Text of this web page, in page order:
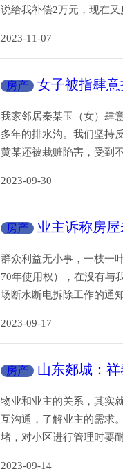
说给我补偿2万元，现在
2023-11-07
房产
女子被指肆
疑
我家邻居秦某玉（女）肆
多年的排水沟。我们坚持
黄某还被栽赃陷害，受到
2023-09-30
房产 业主诉称房
群众利益无小事，一枝一
70年使用权），在没有与
场断水断电拆除工作的通
2023-09-17
房产
山东郯城：
公愤
物业和业主的关系，其实
互沟通，了解业主的需求
堵，对小区进行管理时要
2023-09-14